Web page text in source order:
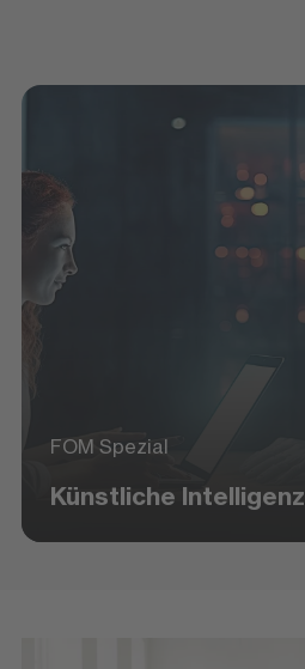
FOM Spezial
Künstliche Intelligenz